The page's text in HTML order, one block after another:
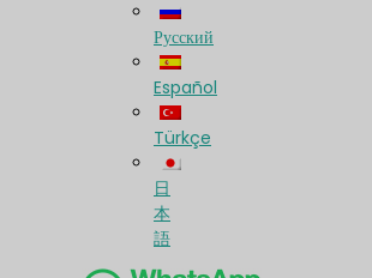
Русский
Español
Türkçe
日
本
語